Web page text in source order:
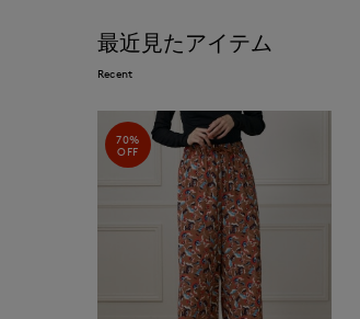
最近見たアイテム
Recent
70%
OFF